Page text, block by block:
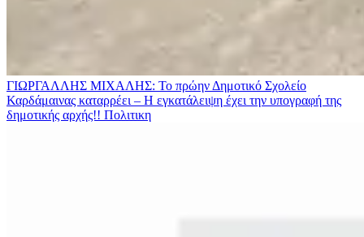
ΓΙΩΡΓΑΛΛΗΣ ΜΙΧΑΛΗΣ: Το πρώην Δημοτικό Σχολείο
Καρδάμαινας καταρρέει – Η εγκατάλειψη έχει την υπογραφή της
δημοτικής αρχής!! Πολιτικη